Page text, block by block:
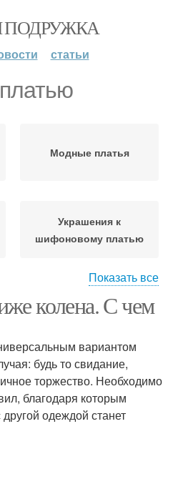
статьи
Модные платья
Украшения к
шифоновому платью
Показать все
колена. С чем
вариантом
будь то свидание,
торжество. Необходимо
благодаря которым
одеждой станет